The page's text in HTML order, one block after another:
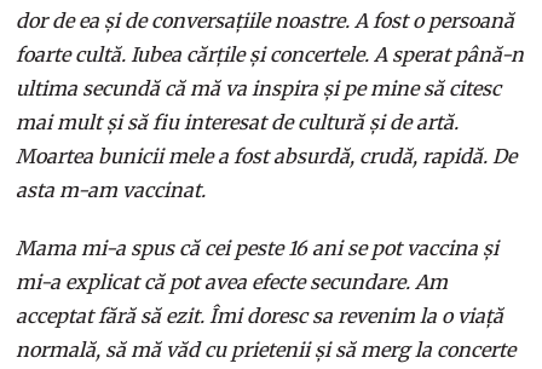
dor de ea și de conversațiile noastre. A fost o persoană
foarte cultă. Iubea cărțile și concertele. A sperat până-n
ultima secundă că mă va inspira și pe mine să citesc
mai mult și să fiu interesat de cultură și de artă.
Moartea bunicii mele a fost absurdă, crudă, rapidă. De
asta m-am vaccinat.
Mama mi-a spus că cei peste 16 ani se pot vaccina și
mi-a explicat că pot avea efecte secundare. Am
acceptat fără să ezit. Îmi doresc sa revenim la o viață
normală, să mă văd cu prietenii și să merg la concerte